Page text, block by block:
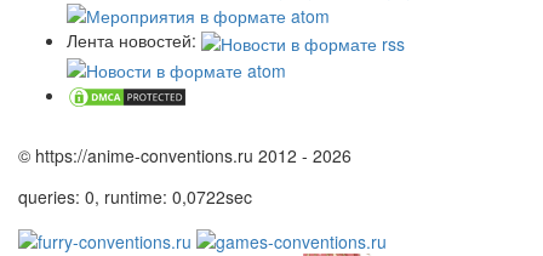
Лента новостей:
© https://anime-conventions.ru 2012 - 2026
queries: 0, runtime: 0,0722sec